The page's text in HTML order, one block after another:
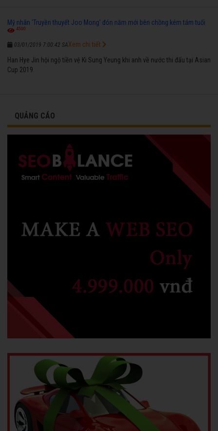
Mỹ nhân 'Truyền thuyết Joo Mong' đón năm mới bên chồng kém tám tuổi
4500
03/01/2019 7:00:42 SA
Han Hye Jin hội ngộ tiền vệ Ki Sung Yeung khi anh về nước thi đấu tại Asian
Cup 2019.
Xem chi tiết
QUẢNG CÁO